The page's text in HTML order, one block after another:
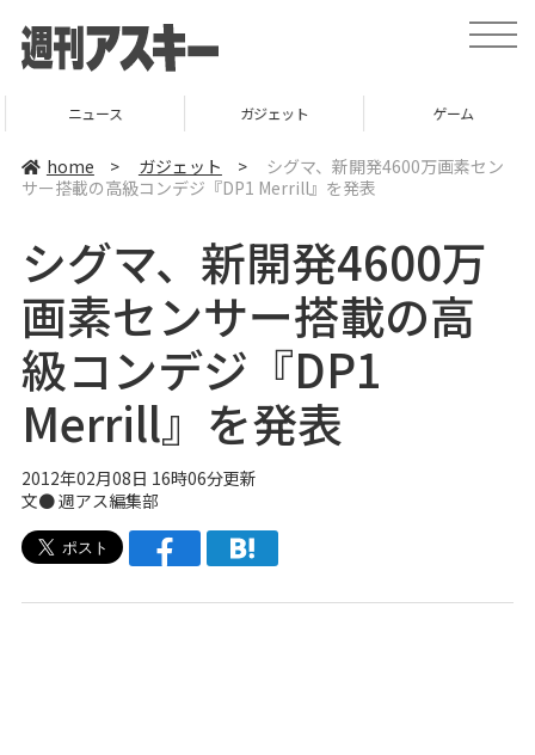
t
o
v
ニュース ガジェット ゲーム
home > ガジェット >
シグマ、新開発4600万画素セン
サー搭載の高級コンデジ『DP1 Merrill』を発表
シグマ、新開発4600万
画素センサー搭載の高
級コンデジ『DP1
Merrill』を発表
2012年02月08日 16時06分更新
文●週アス編集部